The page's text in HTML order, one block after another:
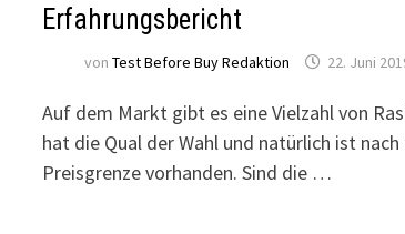
Erfahrungsbericht
vonTest Before Buy Redaktion 22. Juni
Auf dem Markt gibt es eine Vielzahl von
hat die Qual der Wahl und natürlich ist
Preisgrenze vorhanden. Sind die …